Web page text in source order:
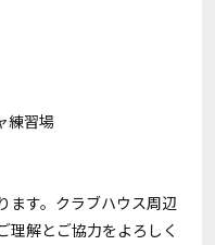
練習場
ます。クラブハウス周辺
理解とご協力をよろしく